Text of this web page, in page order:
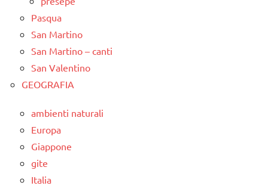
Pasqua
San Martino
San Martino – canti
San Valentino
GEOGRAFIA
ambienti naturali
Europa
Giappone
gite
Italia